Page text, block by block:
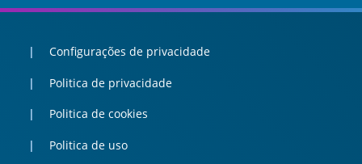
Configurações de privacidade
Politica de privacidade
Politica de cookies
Politica de uso